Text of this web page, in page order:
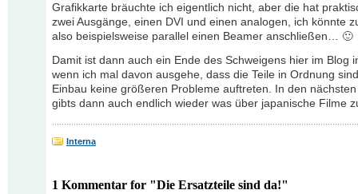
Grafikkarte bräuchte ich eigentlich nicht, aber die hat
zwei Ausgänge, einen DVI und einen analogen, ich könnte
also beispielsweise parallel einen Beamer anschließen… 🙂
Damit ist dann auch ein Ende des Schweigens hier im Blog
wenn ich mal davon ausgehe, dass die Teile in Ordnung
Einbau keine größeren Probleme auftreten. In den nächsten
gibts dann auch endlich wieder was über japanische Filme
Interna
1 Kommentar for "Die Ersatzteile sind da!"